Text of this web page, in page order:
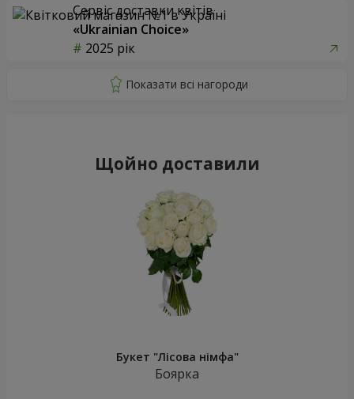
Сервіс доставки квітів
«Ukrainian Choice»
2025 рік
Щойно доставили
Букет "Лісова німфа"
Боярка